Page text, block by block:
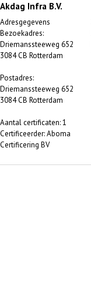
Akdag Infra B.V.
Adresgegevens
Bezoekadres:
Driemanssteeweg 652
3084 CB Rotterdam
Postadres:
Driemanssteeweg 652
3084 CB Rotterdam
Aantal certificaten: 1
Certificeerder: Aboma
Certificering BV